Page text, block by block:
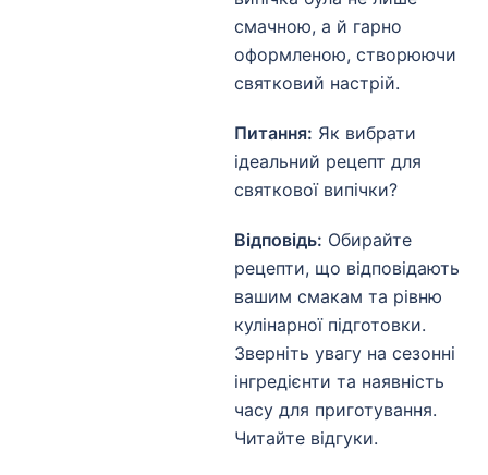
смачною, а й гарно
оформленою, створюючи
святковий настрій.
Питання: Як вибрати
ідеальний рецепт для
святкової випічки?
Відповідь: Обирайте
рецепти, що відповідають
вашим смакам та рівню
кулінарної підготовки.
Зверніть увагу на сезонні
інгредієнти та наявність
часу для приготування.
Читайте відгуки.